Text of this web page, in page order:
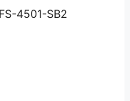
4501-SB2